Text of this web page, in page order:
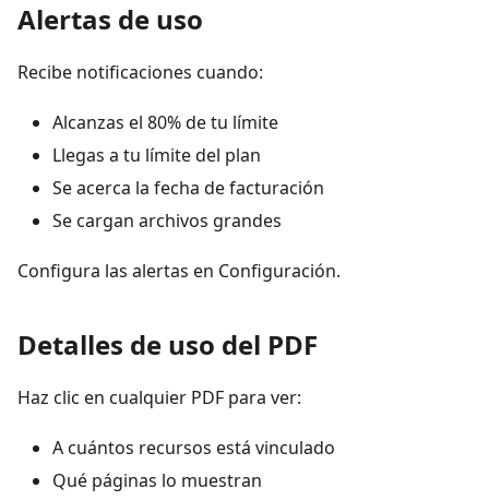
Alertas de uso
Recibe notificaciones cuando:
Alcanzas el 80% de tu límite
Llegas a tu límite del plan
Se acerca la fecha de facturación
Se cargan archivos grandes
Configura las alertas en Configuración.
Detalles de uso del PDF
Haz clic en cualquier PDF para ver:
A cuántos recursos está vinculado
Qué páginas lo muestran